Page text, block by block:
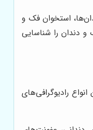
استخوان فک و
دندان را شناسایی
رادیوگرافی‌های